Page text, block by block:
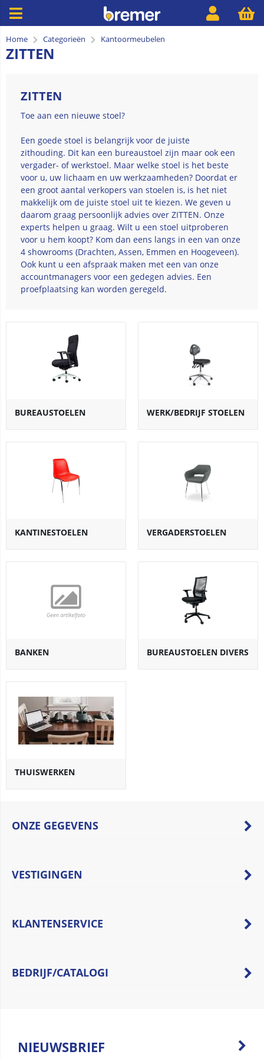
Home Categorieën Kantoormeubelen
ZITTEN
ZITTEN
Toe aan een nieuwe stoel?
Een goede stoel is belangrijk voor de juiste
zithouding. Dit kan een bureaustoel zijn maar ook een
vergader- of werkstoel. Maar welke stoel is het beste
voor u, uw lichaam en uw werkzaamheden? Doordat er
een groot aantal verkopers van stoelen is, is het niet
makkelijk om de juiste stoel uit te kiezen. We geven u
daarom graag persoonlijk advies over ZITTEN. Onze
experts helpen u graag. Wilt u een stoel uitproberen
voor u hem koopt? Kom dan eens langs in een van onze
4 showrooms (Drachten, Assen, Emmen en Hoogeveen).
Ook kunt u een afspraak maken met een van onze
accountmanagers voor een gedegen advies. Een
proefplaatsing kan worden geregeld.
BUREAUSTOELEN WERK/BEDRIJF STOELEN
KANTINESTOELEN VERGADERSTOELEN
BANKEN BUREAUSTOELEN DIVERS
THUISWERKEN
ONZE GEGEVENS
VESTIGINGEN
KLANTENSERVICE
BEDRIJF/CATALOGI
NIEUWSBRIEF